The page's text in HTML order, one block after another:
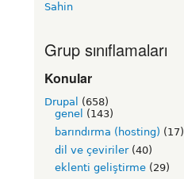
Sahin
Grup sınıflamaları
Konular
Drupal
(658)
genel (143)
barındırma (hosting) (17)
dil ve çeviriler(40)
eklenti geliştirme (29)